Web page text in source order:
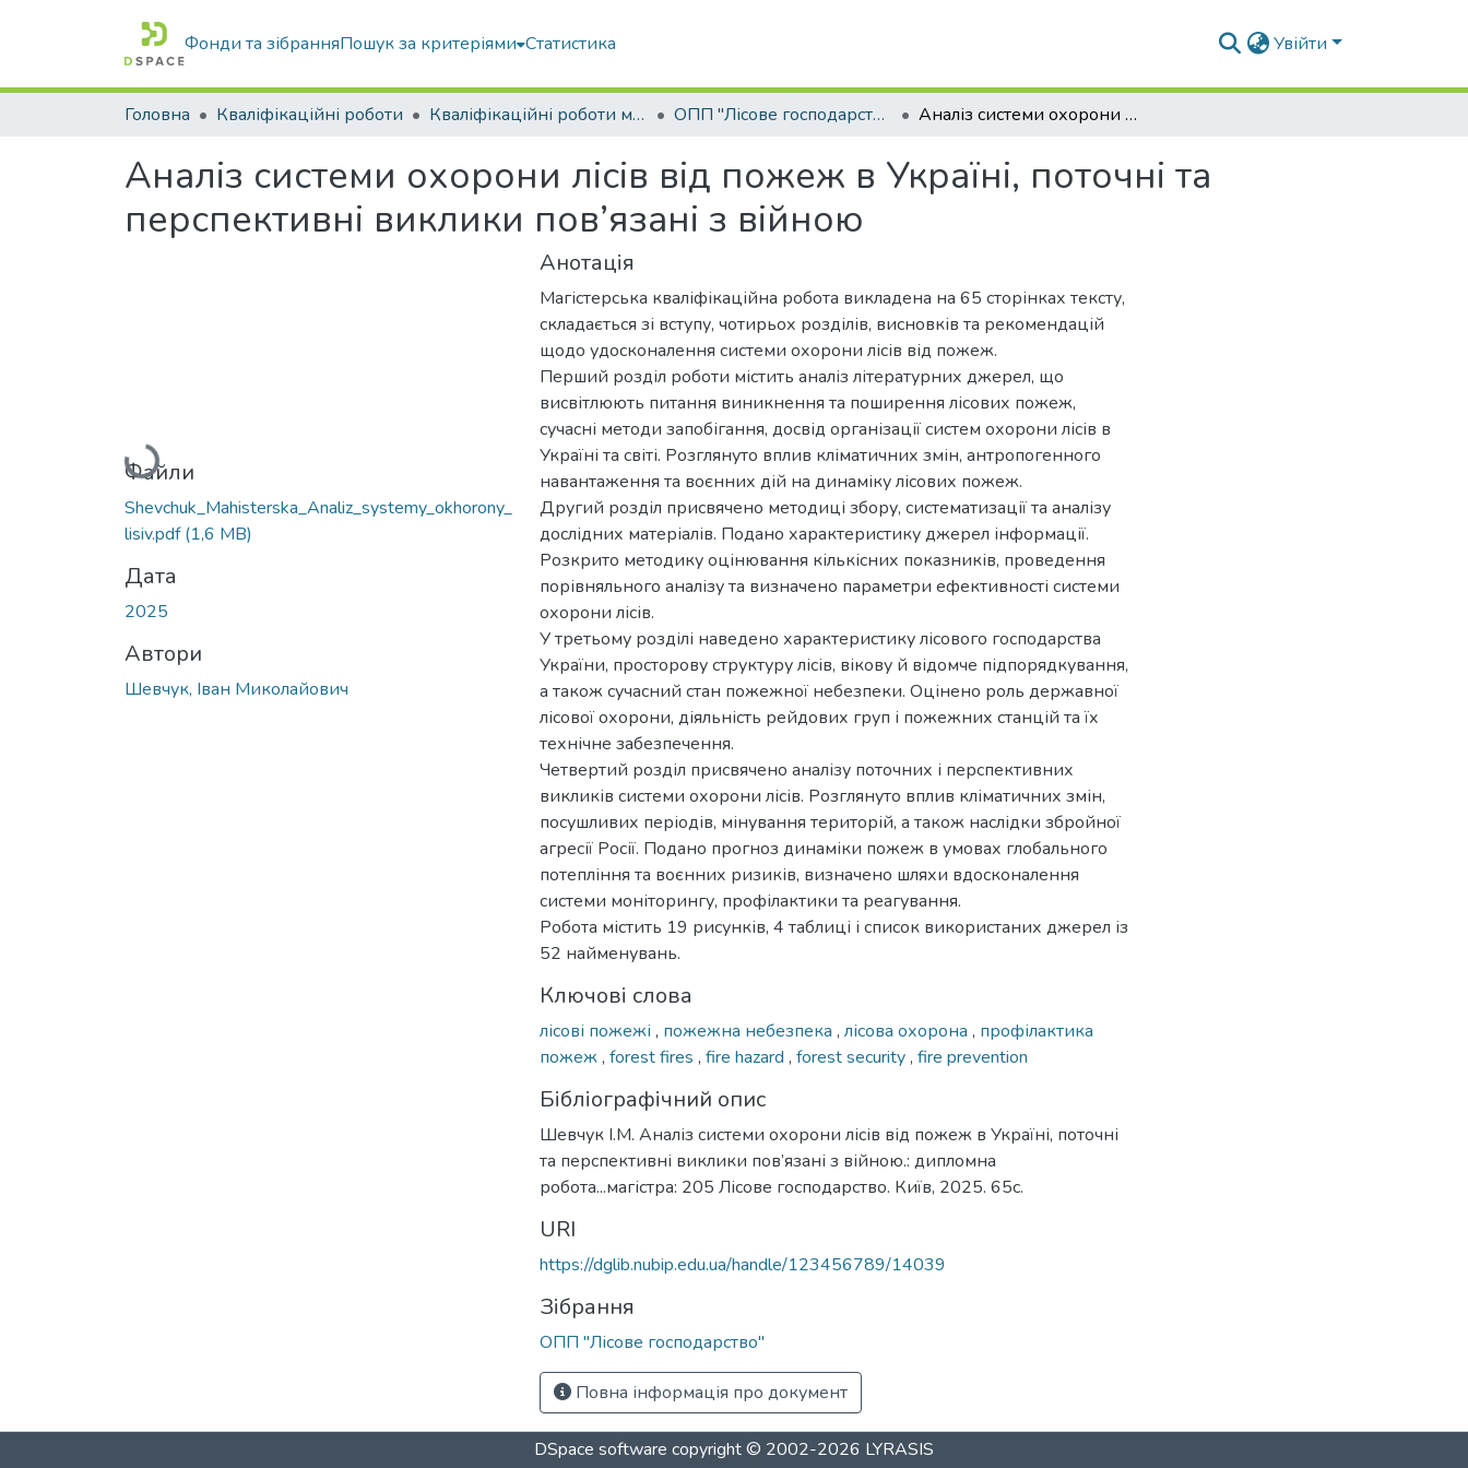
Фонди та зібранняПошук за критеріями Статистика Увійти
Головна Кваліфікаційні роботи Кваліфікаційні роботи магістрів ОПП "Лісове господарство" Аналіз системи охорони лісів від пожеж в Україні, поточні та перспективні виклики пов’язані з війною
Аналіз системи охорони лісів від пожеж в Україні, поточні та
перспективні виклики пов’язані з війною
Вантажиться...
Файли
Shevchuk_Mahisterska_Analiz_systemy_okhorony_
lisiv.pdf(1,6 MB)
Дата
2025
Автори
Шевчук, Іван Миколайович
Анотація
Магістерська кваліфікаційна робота викладена на 65 сторінках тексту,
складається зі вступу, чотирьох розділів, висновків та рекомендацій
щодо удосконалення системи охорони лісів від пожеж.
Перший розділ роботи містить аналіз літературних джерел, що
висвітлюють питання виникнення та поширення лісових пожеж,
сучасні методи запобігання, досвід організації систем охорони лісів в
Україні та світі. Розглянуто вплив кліматичних змін, антропогенного
навантаження та воєнних дій на динаміку лісових пожеж.
Другий розділ присвячено методиці збору, систематизації та аналізу
дослідних матеріалів. Подано характеристику джерел інформації.
Розкрито методику оцінювання кількісних показників, проведення
порівняльного аналізу та визначено параметри ефективності системи
охорони лісів.
У третьому розділі наведено характеристику лісового господарства
України, просторову структуру лісів, вікову й відомче підпорядкування,
а також сучасний стан пожежної небезпеки. Оцінено роль державної
лісової охорони, діяльність рейдових груп і пожежних станцій та їх
технічне забезпечення.
Четвертий розділ присвячено аналізу поточних і перспективних
викликів системи охорони лісів. Розглянуто вплив кліматичних змін,
посушливих періодів, мінування територій, а також наслідки збройної
агресії Росії. Подано прогноз динаміки пожеж в умовах глобального
потепління та воєнних ризиків, визначено шляхи вдосконалення
системи моніторингу, профілактики та реагування.
Робота містить 19 рисунків, 4 таблиці і список використаних джерел із
52 найменувань.
Ключові слова
лісові пожежі , пожежна небезпека , лісова охорона , профілактика
пожеж, forest fires , fire hazard , forest security, fire prevention
Бібліографічний опис
Шевчук І.М. Аналіз системи охорони лісів від пожеж в Україні, поточні
та перспективні виклики пов’язані з війною.: дипломна
робота...магістра: 205 Лісове господарство. Київ, 2025. 65с.
URI
https://dglib.nubip.edu.ua/handle/123456789/14039
Зібрання
ОПП "Лісове господарство"
Повна інформація про документ
DSpace software copyright © 2002-2026 LYRASIS